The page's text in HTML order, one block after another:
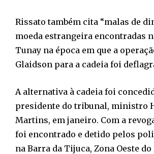
Rissato também cita “malas de
moeda estrangeira encontradas
Tunay na época em que a
Glaidson para a cadeia foi
A alternativa à cadeia foi
presidente do tribunal, ministro
Martins, em janeiro. Com a
foi encontrado e detido pelos
na Barra da Tijuca, Zona Oeste do